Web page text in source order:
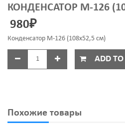
КОНДЕНСАТОР М-126
980₽
Конденсатор М-126 (108х52,5 см)
ADD TO
Похожие товары